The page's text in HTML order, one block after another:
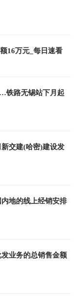
16万元_每日速看
铁路无锡站下月起
交建(哈密)建设发
地的线上经销安排
发业务的总销售金额